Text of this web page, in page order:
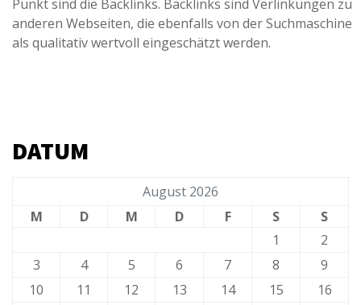
Punkt sind die Backlinks. Backlinks sind Verlinkungen zu
anderen Webseiten, die ebenfalls von der Suchmaschine
als qualitativ wertvoll eingeschätzt werden.
DATUM
August 2026
M
D M D F S
S
1
2
3
4 5 6 7 8
9
10
11 12 13 14 15
16